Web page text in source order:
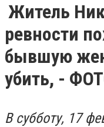
Житель
ревности
бывшую
убить, -
В субботу, 17